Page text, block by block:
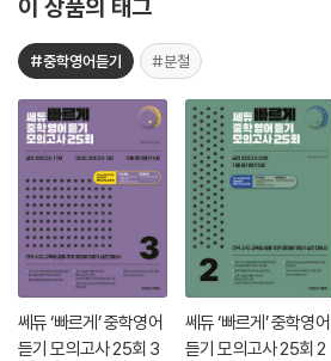
이 상품의 태그
#중학영어듣기 #분철
쎄듀 ‘빠르게’ 중학영어
듣기 모의고사 25회 3
쎄듀 ‘빠르게’ 중학영어
듣기 모의고사 25회 2